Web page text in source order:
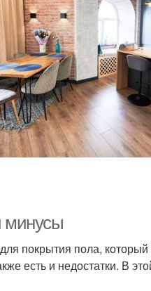
минусы
покрытия пола,
есть и недостатки. В